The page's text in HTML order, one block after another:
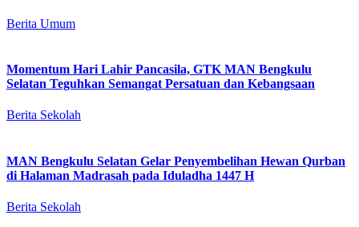
Berita Umum
Momentum Hari Lahir Pancasila, GTK MAN Bengkulu
Selatan Teguhkan Semangat Persatuan dan Kebangsaan
Berita Sekolah
MAN Bengkulu Selatan Gelar Penyembelihan Hewan Qurban
di Halaman Madrasah pada Iduladha 1447 H
Berita Sekolah